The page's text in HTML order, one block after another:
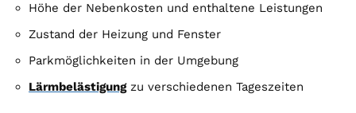
Höhe der Nebenkosten und enthaltene Leistungen
Zustand der Heizung und Fenster
Parkmöglichkeiten in der Umgebung
Lärmbelästigungzu verschiedenen Tageszeiten